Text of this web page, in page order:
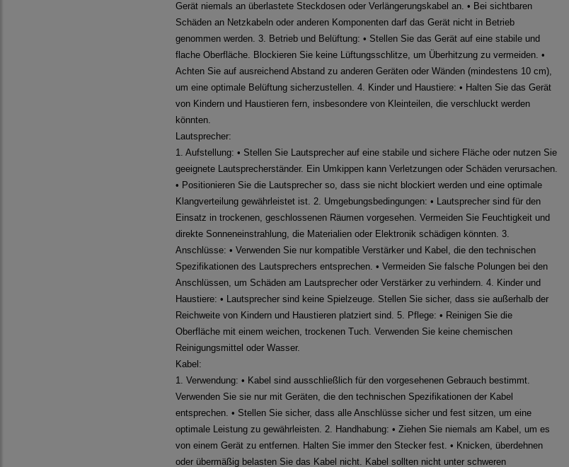
Gerät niemals an überlastete Steckdosen oder Verlängerungskabel an. • Bei sichtbaren
Schäden an Netzkabeln oder anderen Komponenten darf das Gerät nicht in Betrieb
genommen werden. 3. Betrieb und Belüftung: • Stellen Sie das Gerät auf eine stabile und
flache Oberfläche. Blockieren Sie keine Lüftungsschlitze, um Überhitzung zu vermeiden. •
Achten Sie auf ausreichend Abstand zu anderen Geräten oder Wänden (mindestens 10 cm),
um eine optimale Belüftung sicherzustellen. 4. Kinder und Haustiere: • Halten Sie das Gerät
von Kindern und Haustieren fern, insbesondere von Kleinteilen, die verschluckt werden
könnten.
Lautsprecher:
1. Aufstellung: • Stellen Sie Lautsprecher auf eine stabile und sichere Fläche oder nutzen Sie
geeignete Lautsprecherständer. Ein Umkippen kann Verletzungen oder Schäden verursachen.
• Positionieren Sie die Lautsprecher so, dass sie nicht blockiert werden und eine optimale
Klangverteilung gewährleistet ist. 2. Umgebungsbedingungen: • Lautsprecher sind für den
Einsatz in trockenen, geschlossenen Räumen vorgesehen. Vermeiden Sie Feuchtigkeit und
direkte Sonneneinstrahlung, die Materialien oder Elektronik schädigen könnten. 3.
Anschlüsse: • Verwenden Sie nur kompatible Verstärker und Kabel, die den technischen
Spezifikationen des Lautsprechers entsprechen. • Vermeiden Sie falsche Polungen bei den
Anschlüssen, um Schäden am Lautsprecher oder Verstärker zu verhindern. 4. Kinder und
Haustiere: • Lautsprecher sind keine Spielzeuge. Stellen Sie sicher, dass sie außerhalb der
Reichweite von Kindern und Haustieren platziert sind. 5. Pflege: • Reinigen Sie die
Oberfläche mit einem weichen, trockenen Tuch. Verwenden Sie keine chemischen
Reinigungsmittel oder Wasser.
Kabel:
1. Verwendung: • Kabel sind ausschließlich für den vorgesehenen Gebrauch bestimmt.
Verwenden Sie sie nur mit Geräten, die den technischen Spezifikationen der Kabel
entsprechen. • Stellen Sie sicher, dass alle Anschlüsse sicher und fest sitzen, um eine
optimale Leistung zu gewährleisten. 2. Handhabung: • Ziehen Sie niemals am Kabel, um es
von einem Gerät zu entfernen. Halten Sie immer den Stecker fest. • Knicken, überdehnen
oder übermäßig belasten Sie das Kabel nicht. Kabel sollten nicht unter schweren